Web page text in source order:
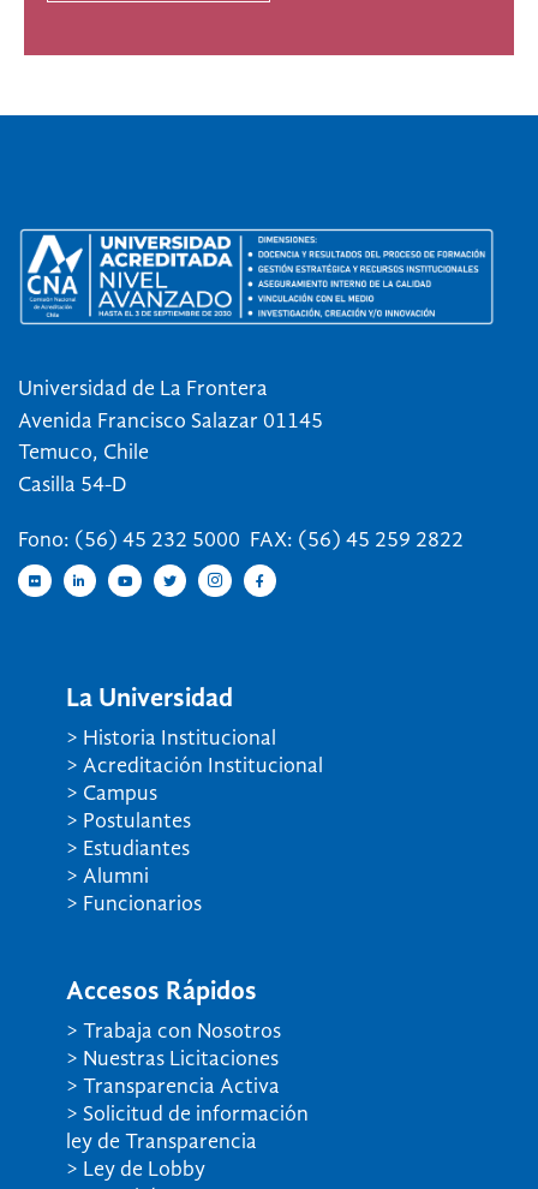
Universidad de La Frontera
Avenida Francisco Salazar 01145
Temuco, Chile
Casilla 54-D
Fono: (56) 45 232 5000 FAX: (56) 45 259 2822
La Universidad
> Historia Institucional
> Acreditación Institucional
> Campus
> Postulantes
> Estudiantes
> Alumni
> Funcionarios
Accesos Rápidos
> Trabaja con Nosotros
> Nuestras Licitaciones
> Transparencia Activa
> Solicitud de información
ley de Transparencia
> Ley de Lobby